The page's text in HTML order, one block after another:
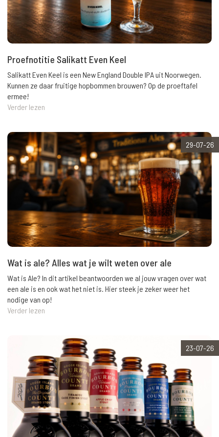
Proefnotitie Salikatt Even Keel
Salikatt Even Keel is een New England Double IPA uit Noorwegen.
Kunnen ze daar fruitige hopbommen brouwen? Op de proeftafel
ermee!
Verder lezen
29-07-26
Wat is ale? Alles wat je wilt weten over ale
Wat is Ale? In dit artikel beantwoorden we al jouw vragen over wat
een ale is en ook wat het niet is. Hier steek je zeker weer het
nodige van op!
Verder lezen
23-07-26